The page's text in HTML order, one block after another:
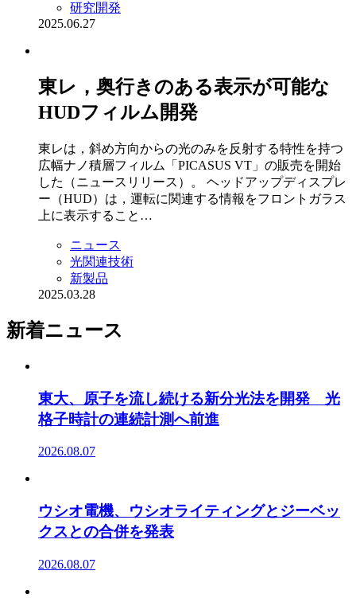
研究開発
2025.06.27
東レ，奥行きのある表示が可能な
HUDフィルム開発
東レは，斜め方向からの光のみを反射する特性を持つ
広幅ナノ積層フィルム「PICASUS VT」の販売を開始
した（ニュースリリース）。 ヘッドアップディスプレ
ー（HUD）は，運転に関連する情報をフロントガラス
上に表示すること…
ニュース
光関連技術
新製品
2025.03.28
新着ニュース
東大、原子を流し続ける新分光法を開発 光
格子時計の連続計測へ前進
2026.08.07
ウシオ電機、ウシオライティングとジーベッ
クスとの合併を発表
2026.08.07